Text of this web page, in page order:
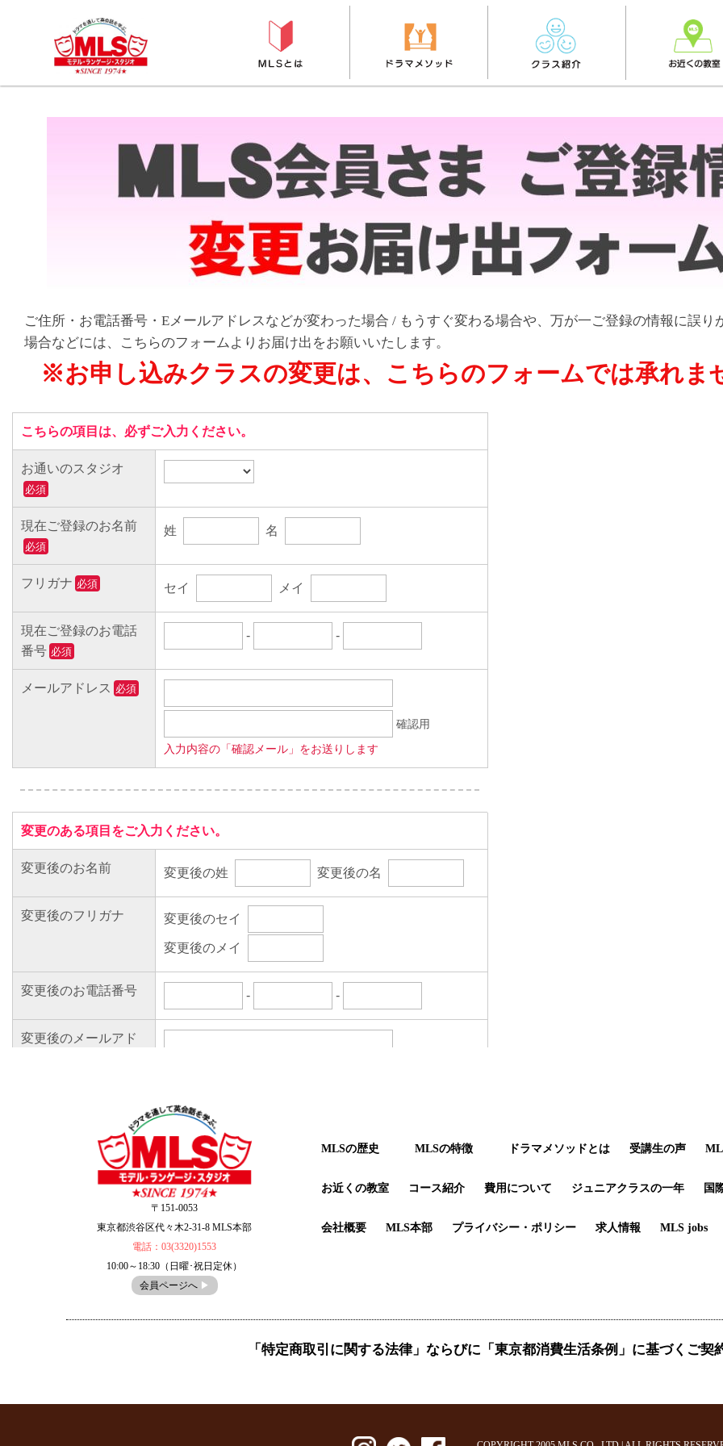
ご住所・お電話番号・Eメールアドレスなどが変わった場合 / もうすぐ変わる場合や、万が一ご登録の情報に誤り
場合などには、こちらのフォームよりお届け出をお願いいたします。
※お申し込みクラスの変更は、こちらのフォームでは承れま
〒151-0053
東京都渋谷区代々木2-31-8 MLS本部
電話：03(3320)1553
10:00～18:30（日曜･祝日定休）
会員ページへ ▶︎
MLSの歴史 MLSの特徴 ドラマメソッドとは 受講生の声
お近くの教室 コース紹介 費用について ジュニアクラスの一年 国
会社概要 MLS本部 プライバシー・ポリシー 求人情報 MLS jobs
「特定商取引に関する法律」ならびに「東京都消費生活条例」に基づくご契